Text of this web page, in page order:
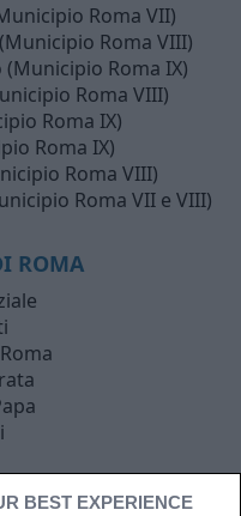
Roma VII)
Roma VIII)
Roma IX)
Roma VIII)
Roma IX)
Roma IX)
Roma VIII)
Roma VII e VIII)
ROMA
BEST EXPERIENCE